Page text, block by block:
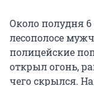
Около полудня
лесополосе
полицейские
открыл огонь,
чего скрылся.